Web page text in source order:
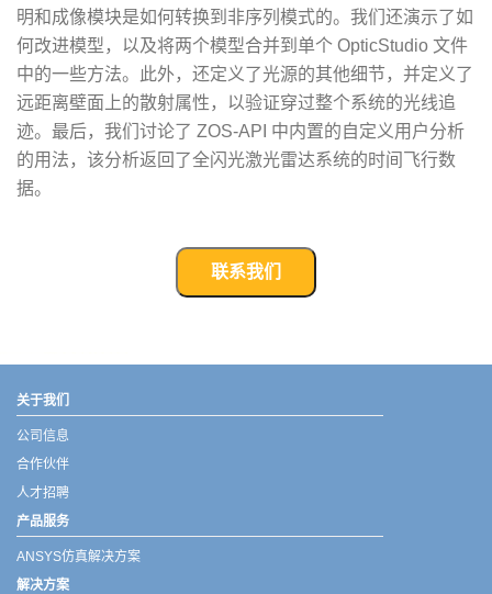
明和成像模块是如何转换到非序列模式的。我们还演示了如
何改进模型，以及将两个模型合并到单个 OpticStudio 文件
中的一些方法。此外，还定义了光源的其他细节，并定义了
远距离壁面上的散射属性，以验证穿过整个系统的光线追
迹。最后，我们讨论了 ZOS-API 中内置的自定义用户分析
的用法，该分析返回了全闪光激光雷达系统的时间飞行数
据。
联系我们
关于我们
公司信息
合作伙伴
人才招聘
产品服务
ANSYS仿真解决方案
解决方案